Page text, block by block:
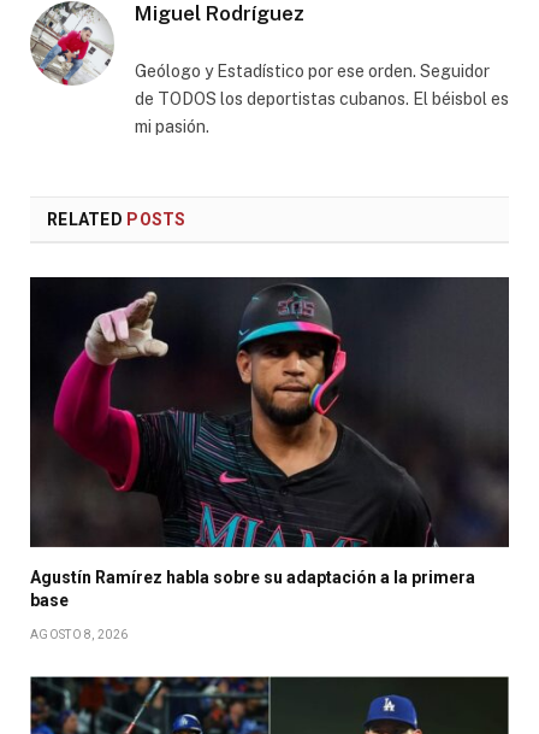
Miguel Rodríguez
Geólogo y Estadístico por ese orden. Seguidor
de TODOS los deportistas cubanos. El béisbol es
mi pasión.
RELATED POSTS
Agustín Ramírez habla sobre su adaptación a la primera
base
AGOSTO 8, 2026